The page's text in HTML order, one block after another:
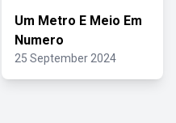
Um Metro E Meio Em
Numero
25 September 2024